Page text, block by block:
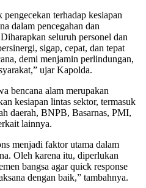
terhadap kesiapan
dalam pencegahan dan
seluruh personel dan
sigap, cepat, dan tepat
demi menjamin perlindungan,
ujar Kapolda.
bencana alam merupakan
kesiapan lintas sektor, termasuk
daerah, BNPB, Basarnas, PMI,
lainnya.
menjadi faktor utama dalam
Oleh karena itu, diperlukan
bangsa agar quick response
dengan baik,” tambahnya.